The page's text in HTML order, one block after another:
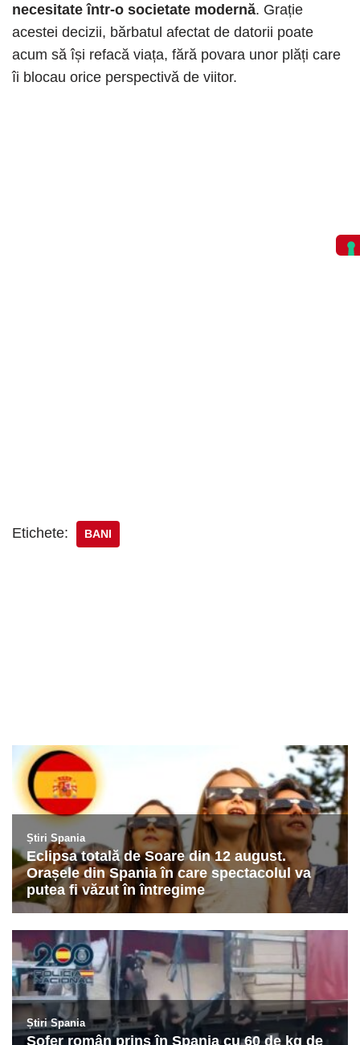
necesitate într-o societate modernă. Grație
acestei decizii, bărbatul afectat de datorii poate
acum să își refacă viața, fără povara unor plăți care
îi blocau orice perspectivă de viitor.
Etichete: BANI